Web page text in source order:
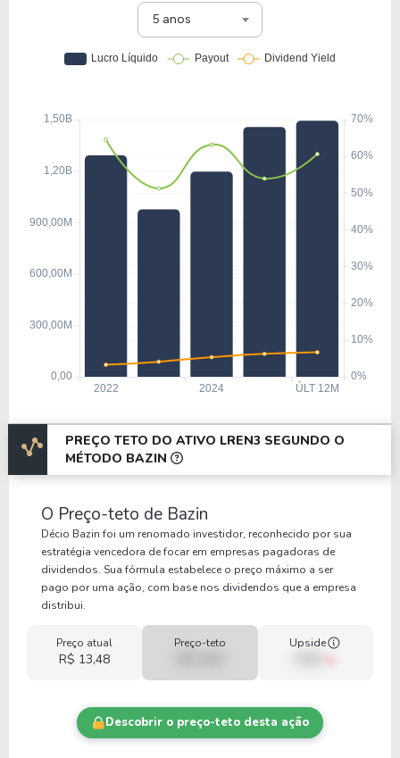
5 anos
PREÇO TETO DO ATIVO LREN3 SEGUNDO O
MÉTODO BAZIN
O Preço-teto de Bazin
Décio Bazin foi um renomado investidor, reconhecido por sua
estratégia vencedora de focar em empresas pagadoras de
dividendos. Sua fórmula estabelece o preço máximo a ser
pago por uma ação, com base nos dividendos que a empresa
distribui.
Preço atual
R$ 13,48
Preço-teto Upside
Descobrir o preço-teto desta ação